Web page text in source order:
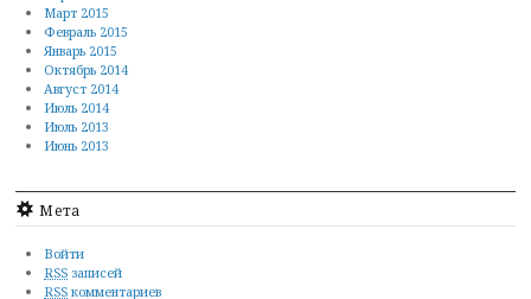
Март 2015
Февраль 2015
Январь 2015
Октябрь 2014
Август 2014
Июль 2014
Июль 2013
Июнь 2013
Мета
Войти
RSS записей
RSS комментариев